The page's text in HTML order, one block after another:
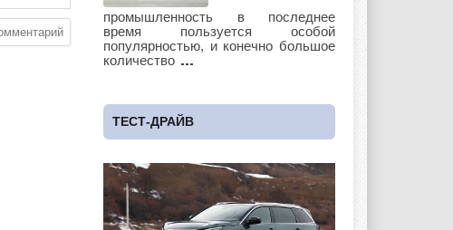
Lotus Lincoln
Mercury Mini Mitsubishi
промышленность в последнее
время пользуется особой
популярностью, и конечно большое
количество
ТЕСТ-ДРАЙВ